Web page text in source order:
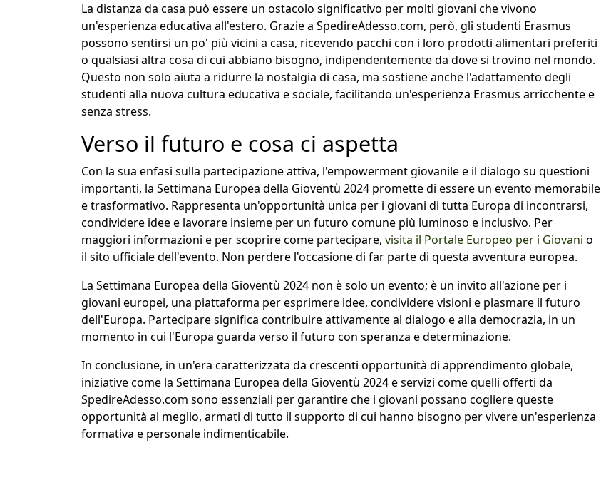
La distanza da casa può essere un ostacolo significativo per molti giovani che vivono
un'esperienza educativa all'estero. Grazie a SpedireAdesso.com, però, gli studenti Erasmus
possono sentirsi un po' più vicini a casa, ricevendo pacchi con i loro prodotti alimentari preferiti
o qualsiasi altra cosa di cui abbiano bisogno, indipendentemente da dove si trovino nel mondo.
Questo non solo aiuta a ridurre la nostalgia di casa, ma sostiene anche l'adattamento degli
studenti alla nuova cultura educativa e sociale, facilitando un'esperienza Erasmus arricchente e
senza stress.
Verso il futuro e cosa ci aspetta
Con la sua enfasi sulla partecipazione attiva, l'empowerment giovanile e il dialogo su questioni
importanti, la Settimana Europea della Gioventù 2024 promette di essere un evento memorabile
e trasformativo. Rappresenta un'opportunità unica per i giovani di tutta Europa di incontrarsi,
condividere idee e lavorare insieme per un futuro comune più luminoso e inclusivo. Per
maggiori informazioni e per scoprire come partecipare, visita il Portale Europeo per i Giovani o
il sito ufficiale dell'evento. Non perdere l'occasione di far parte di questa avventura europea.
La Settimana Europea della Gioventù 2024 non è solo un evento; è un invito all'azione per i
giovani europei, una piattaforma per esprimere idee, condividere visioni e plasmare il futuro
dell'Europa. Partecipare significa contribuire attivamente al dialogo e alla democrazia, in un
momento in cui l'Europa guarda verso il futuro con speranza e determinazione.
In conclusione, in un'era caratterizzata da crescenti opportunità di apprendimento globale,
iniziative come la Settimana Europea della Gioventù 2024 e servizi come quelli offerti da
SpedireAdesso.com sono essenziali per garantire che i giovani possano cogliere queste
opportunità al meglio, armati di tutto il supporto di cui hanno bisogno per vivere un'esperienza
formativa e personale indimenticabile.